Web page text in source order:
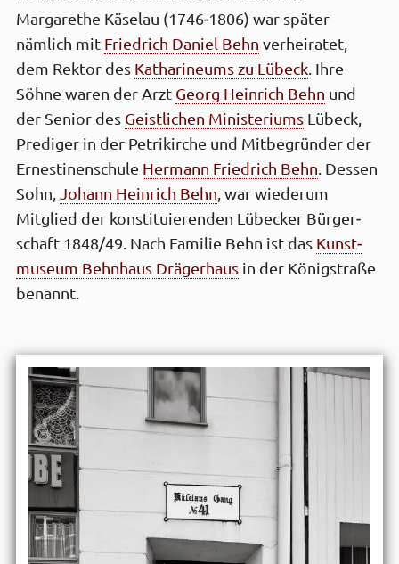
Margarethe Käselau (1746‑1806) war später
nämlich mit Friedrich Daniel Behn verheiratet,
dem Rektor des Katharineums zu Lübeck. Ihre
Söhne waren der Arzt Georg Heinrich Behn und
der Senior des Geistlichen Ministeriums Lübeck,
Prediger in der Petri­kirche und Mitbegründer der
Ernestinen­schule Hermann Friedrich Behn. Dessen
Sohn,Johann Heinrich Behn, war wiederum
Mitglied der konstitu­ierenden Lübecker Bürger­
schaft 1848/49. Nach Familie Behn ist das Kunst­
museum Behn­haus Dräger­haus in der König­straße
benannt.